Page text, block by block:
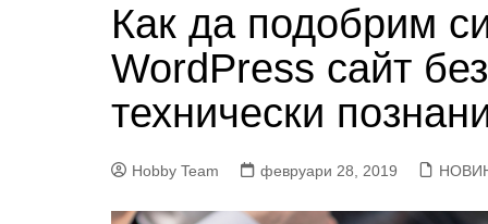
Фото и видео
Как да подобрим
WordPress сайт
технически
Hobby Team февруари 28, 2019